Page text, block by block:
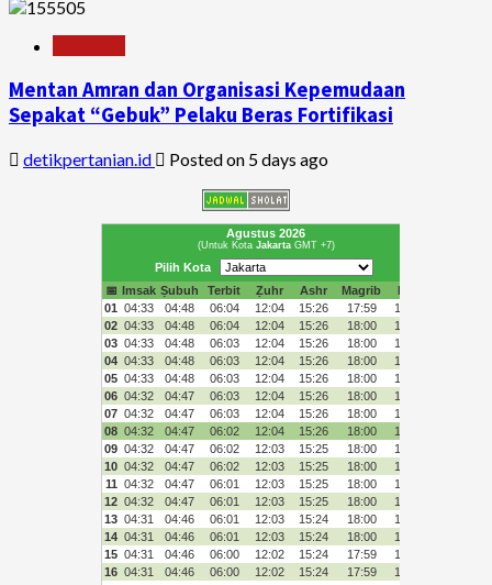
Mentan Amran dan Organisasi Kepemudaan
Sepakat “Gebuk” Pelaku Beras Fortifikasi
detikpertanian.id Posted on 5 days ago